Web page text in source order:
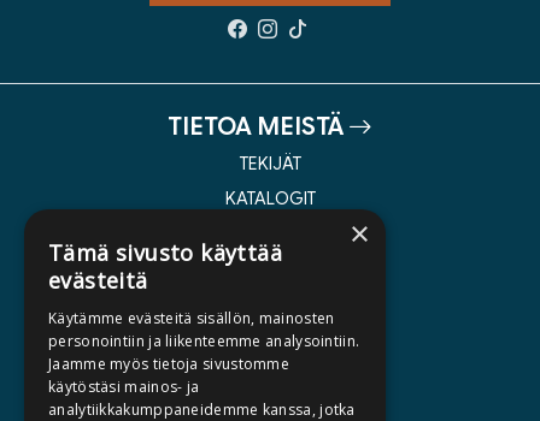
TIETOA MEISTÄ
TEKIJÄT
KATALOGIT
KIRJA TILAUSTYÖNÄ
MEDIALLE
LASKUTUSOSOITTEET
×
Tämä sivusto käyttää
evästeitä
Käytämme evästeitä sisällön, mainosten
personointiin ja liikenteemme analysointiin.
Jaamme myös tietoja sivustomme
käytöstäsi mainos- ja
analytiikkakumppaneidemme kanssa, jotka